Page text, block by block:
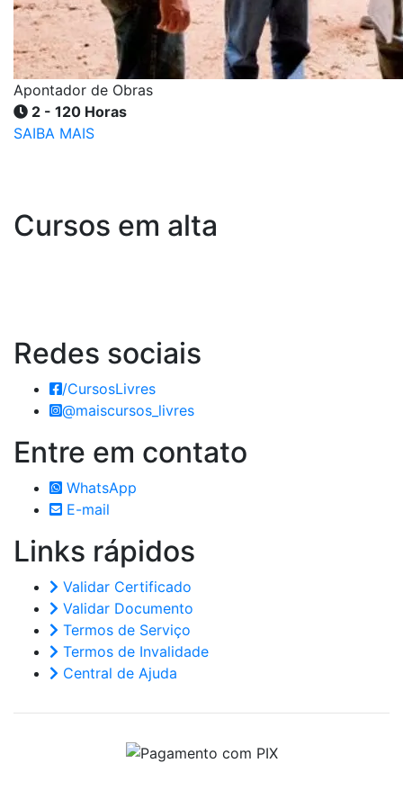
Apontador de Obras
2 - 120 Horas
SAIBA MAIS
Cursos em alta
Redes sociais
/CursosLivres
@maiscursos_livres
Entre em contato
WhatsApp
E-mail
Links rápidos
Validar Certificado
Validar Documento
Termos de Serviço
Termos de Invalidade
Central de Ajuda